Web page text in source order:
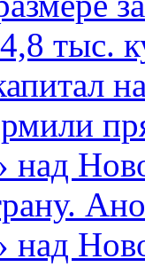
тыс.
над
над